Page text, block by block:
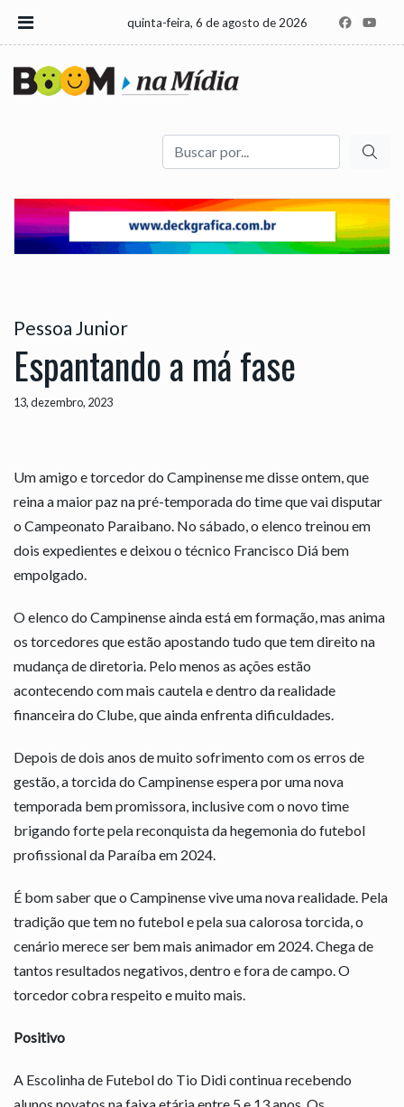
quinta-feira, 6 de agosto de 2026
Buscar
Pessoa Junior
Espantando a má fase
13, dezembro, 2023
Um amigo e torcedor do Campinense me disse ontem, que
reina a maior paz na pré-temporada do time que vai disputar
o Campeonato Paraibano. No sábado, o elenco treinou em
dois expedientes e deixou o técnico Francisco Diá bem
empolgado.
O elenco do Campinense ainda está em formação, mas anima
os torcedores que estão apostando tudo que tem direito na
mudança de diretoria. Pelo menos as ações estão
acontecendo com mais cautela e dentro da realidade
financeira do Clube, que ainda enfrenta dificuldades.
Depois de dois anos de muito sofrimento com os erros de
gestão, a torcida do Campinense espera por uma nova
temporada bem promissora, inclusive com o novo time
brigando forte pela reconquista da hegemonia do futebol
profissional da Paraíba em 2024.
É bom saber que o Campinense vive uma nova realidade. Pela
tradição que tem no futebol e pela sua calorosa torcida, o
cenário merece ser bem mais animador em 2024. Chega de
tantos resultados negativos, dentro e fora de campo. O
torcedor cobra respeito e muito mais.
Positivo
A Escolinha de Futebol do Tio Didi continua recebendo